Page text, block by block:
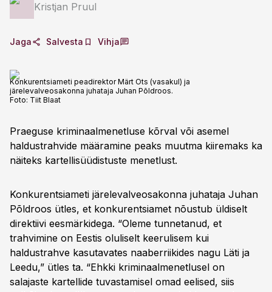
Kristjan Pruul
Jaga Salvesta Vihja
Konkurentsiameti peadirektor Märt Ots (vasakul) ja
järelevalveosakonna juhataja Juhan Põldroos.
Foto: Tiit Blaat
Praeguse kriminaalmenetluse kõrval või asemel
haldustrahvide määramine peaks muutma kiiremaks ka
näiteks kartellisüüdistuste menetlust.
Konkurentsiameti järelevalveosakonna juhataja Juhan
Põldroos ütles, et konkurentsiamet nõustub üldiselt
direktiivi eesmärkidega. “Oleme tunnetanud, et
trahvimine on Eestis oluliselt keerulisem kui
haldustrahve kasutavates naaberriikides nagu Läti ja
Leedu,” ütles ta. “Ehkki kriminaal­menetlusel on
salajaste kartellide tuvastamisel omad eelised, siis